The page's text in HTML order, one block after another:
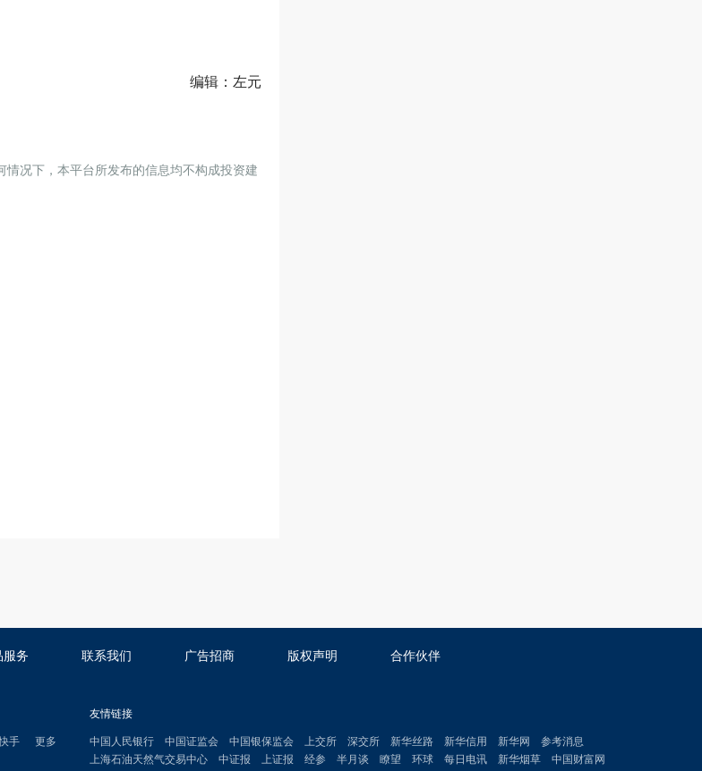
编辑：左元
况下，本平台所发布的信息均不构成投资建
服务 联系我们 广告招商 版权声明 合作伙伴
手 更多
友情链接
中国人民银行 中国证监会 中国银保监会 上交所 深交所 新华丝路 新华信用 新华网
参考消息
上海石油天然气交易中心
中证报 上证报 经参 半月谈 瞭望 环球 每日电讯 新华烟草 中国财富网